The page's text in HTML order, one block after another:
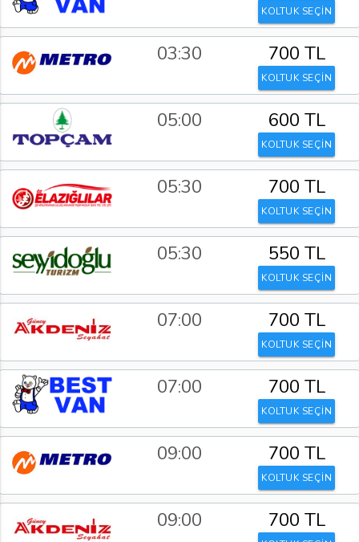
KOLTUK SEÇİN
03:30 700 TL
KOLTUK SEÇİN
05:00 600 TL
KOLTUK SEÇİN
05:30 700 TL
KOLTUK SEÇİN
05:30 550 TL
KOLTUK SEÇİN
07:00 700 TL
KOLTUK SEÇİN
07:00 700 TL
KOLTUK SEÇİN
09:00 700 TL
KOLTUK SEÇİN
09:00 700 TL